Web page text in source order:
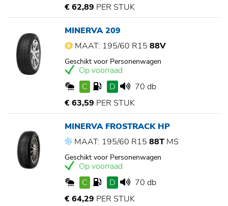
€ 62,89 PER STUK
MINERVA 209
MAAT: 195/60 R15 88V
Geschikt voor Personenwagen
Op voorraad
C
D
70 db
€ 63,59 PER STUK
MINERVA FROSTRACK HP
MAAT: 195/60 R15 88T MS
Geschikt voor Personenwagen
Op voorraad
C
D
70 db
€ 64,29 PER STUK